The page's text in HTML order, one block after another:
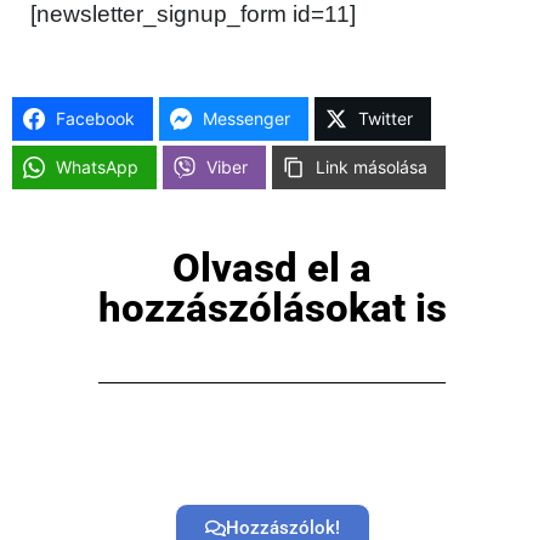
[newsletter_signup_form id=11]
Facebook Messenger Twitter
WhatsApp Viber Link másolása
Olvasd el a
hozzászólásokat is
Hozzászólok!